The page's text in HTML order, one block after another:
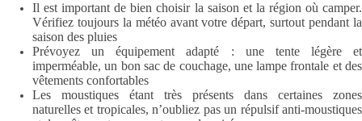
Il est important de bien choisir la saison et la région où camper.
Vérifiez toujours la météo avant votre départ, surtout pendant la
saison des pluies
Prévoyez un équipement adapté : une tente légère et
imperméable, un bon sac de couchage, une lampe frontale et des
vêtements confortables
Les moustiques étant très présents dans certaines zones
naturelles et tropicales, n’oubliez pas un répulsif anti-moustiques